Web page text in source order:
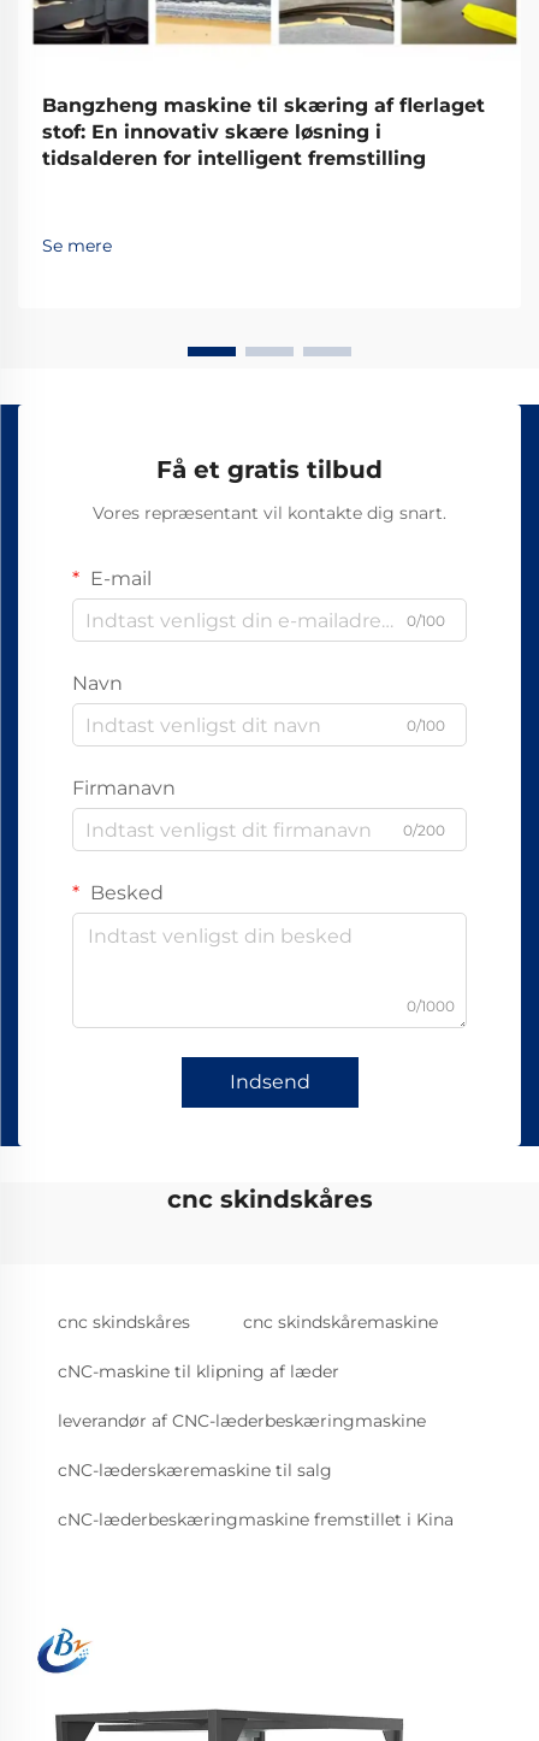
Bangzheng maskine til skæring af flerlaget
stof: En innovativ skære løsning i
tidsalderen for intelligent fremstilling
Se mere
Få et gratis tilbud
Vores repræsentant vil kontakte dig snart.
E-mail
0/100
Navn
0/100
Firmanavn
0/200
Besked
0/1000
Indsend
cnc skindskåres
cnc skindskåres cnc skindskåremaskine
cNC-maskine til klipning af læder
leverandør af CNC-læderbeskæringmaskine
cNC-læderskæremaskine til salg
cNC-læderbeskæringmaskine fremstillet i Kina